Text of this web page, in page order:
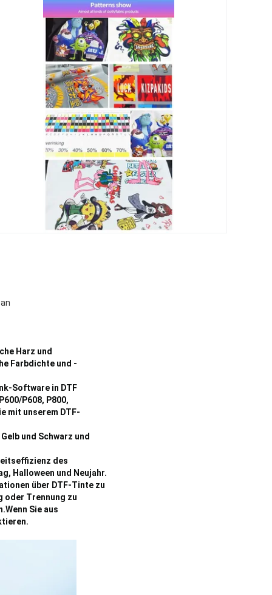
Harz und
Farbdichte und -
Software in DTF
P608, P800,
mit unserem DTF-
und Schwarz und
des
Halloween und Neujahr.
über DTF-Tinte zu
oder Trennung zu
Sie aus